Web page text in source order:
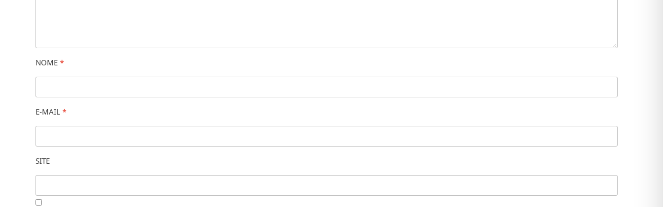
NOME *
E-MAIL *
SITE